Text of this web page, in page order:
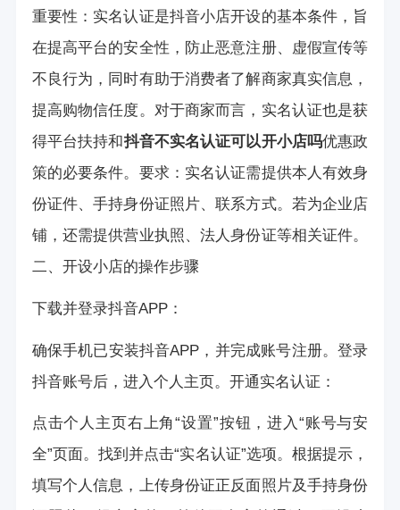
重要性：实名认证是抖音小店开设的基本条件，旨
在提高平台的安全性，防止恶意注册、虚假宣传等
不良行为，同时有助于消费者了解商家真实信息，
提高购物信任度。对于商家而言，实名认证也是获
得平台扶持和抖音不实名认证可以开小店吗优惠政
策的必要条件。要求：实名认证需提供本人有效身
份证件、手持身份证照片、联系方式。若为企业店
铺，还需提供营业执照、法人身份证等相关证件。
二、开设小店的操作步骤
下载并登录抖音APP：
确保手机已安装抖音APP，并完成账号注册。登录
抖音账号后，进入个人主页。开通实名认证：
点击个人主页右上角“设置”按钮，进入“账号与安
全”页面。找到并点击“实名认证”选项。根据提示，
填写个人信息，上传身份证正反面照片及手持身份